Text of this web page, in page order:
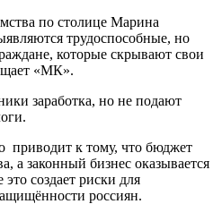
по столице Марина
трудоспособные, но
которые скрывают свои
«МК».
заработка, но не подают
приводит к тому, что бюджет
а законный бизнес оказывается
создает риски для
россиян.